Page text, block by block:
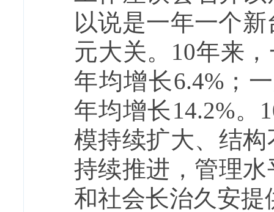
以说是一年一个
元大关。10年来
年均增长6.4%；
年均增长14.2%。
模持续扩大、结
持续推进，管理
和社会长治久安